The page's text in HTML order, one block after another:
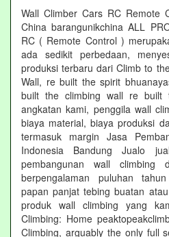
Wall Climber Cars RC Remote
China barangunikchina ALL
RC ( Remote Control )
ada sedikit perbedaan,
produksi terbaru dari Climb to
Wall, re built the spirit
built the climbing wall re
angkatan kami, penggila wall
biaya material, biaya produksi
termasuk margin Jasa
Indonesia Bandung Jualo
pembangunan wall climbing
berpengalaman puluhan
papan panjat tebing buatan
produk wall climbing yang
Climbing: Home
Climbing, arguably the only full